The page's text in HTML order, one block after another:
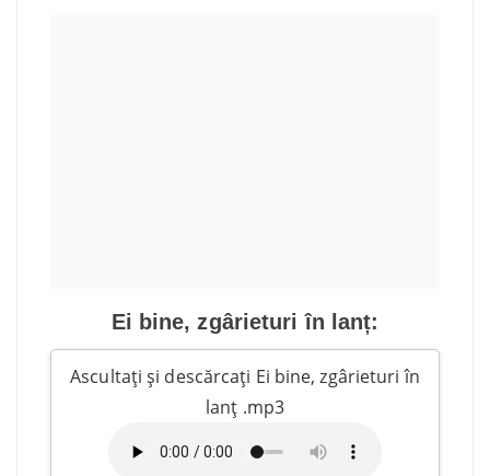
Ei bine, zgârieturi în lanț:
Ascultați și descărcați Ei bine, zgârieturi în
lanț .mp3